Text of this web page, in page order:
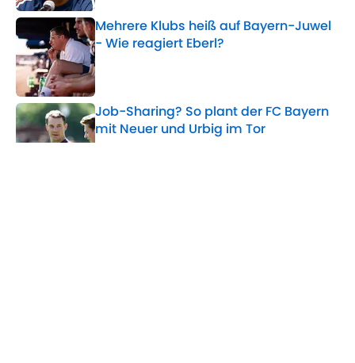
Mehrere Klubs heiß auf Bayern-Juwel
- Wie reagiert Eberl?
Published by on Invalid Date
Job-Sharing? So plant der FC Bayern
mit Neuer und Urbig im Tor
Published by on Invalid Date